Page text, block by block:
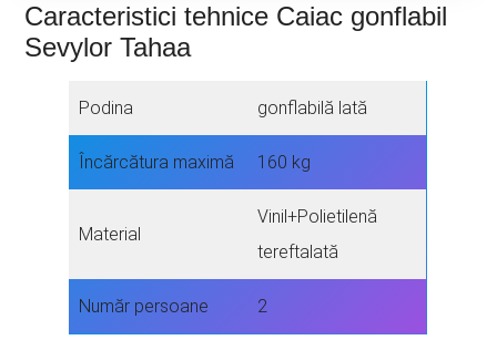
Caracteristici tehnice Caiac gonflabil
Sevylor Tahaa
Podina gonflabilă lată
Încărcătura maximă 160 kg
Material
Vinil+Polietilenă
tereftalată
Număr persoane 2